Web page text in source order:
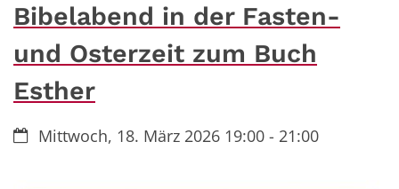
Bibelabend in der Fasten-
und Osterzeit zum Buch
Esther
Datum:Mittwoch, 18. März 2026 19:00 - 21:00